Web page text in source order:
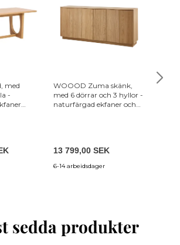
med
-
WOOOD Zuma skänk,
med 6 dörrar och 3 hyllor -
naturfärgad ekfaner och
13 799,00 SEK
6-14 arbeidsdager
sedda produkter